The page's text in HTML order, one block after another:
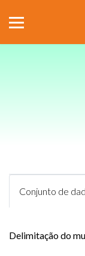
Conjunto de
Delimitação do